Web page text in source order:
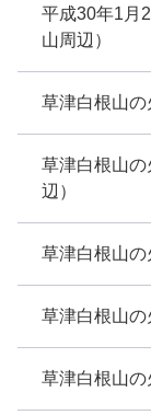
平成30年1月
山周辺）
草津白根山の
草津白根山の
辺）
草津白根山の
草津白根山の
草津白根山の